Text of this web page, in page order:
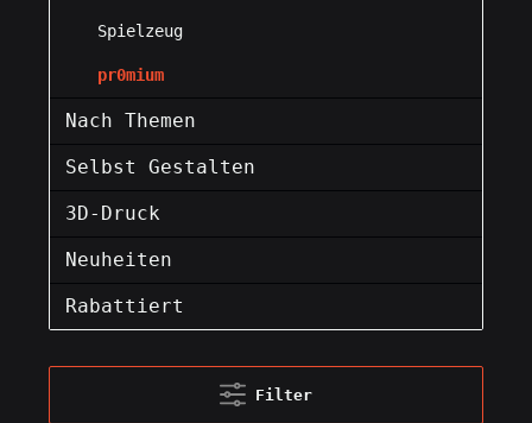
Spielzeug
pr0mium
Nach Themen
Selbst Gestalten
3D-Druck
Neuheiten
Rabattiert
Filter